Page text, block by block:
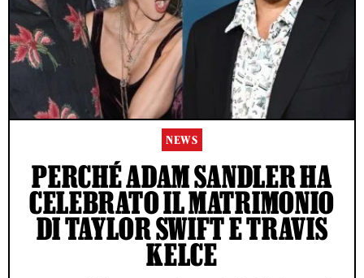
NEWS
PERCHÉ ADAM SANDLER HA
CELEBRATO IL MATRIMONIO
DI TAYLOR SWIFT E TRAVIS
KELCE